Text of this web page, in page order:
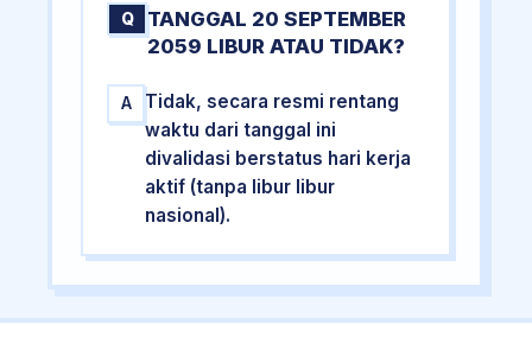
Q
TANGGAL 20 SEPTEMBER
2059 LIBUR ATAU TIDAK?
A
Tidak, secara resmi rentang
waktu dari tanggal ini
divalidasi berstatus hari kerja
aktif (tanpa libur libur
nasional).